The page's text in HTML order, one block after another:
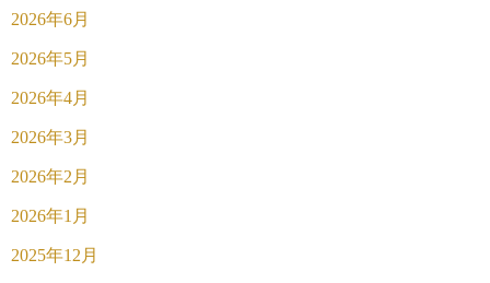
2026年6月
2026年5月
2026年4月
2026年3月
2026年2月
2026年1月
2025年12月